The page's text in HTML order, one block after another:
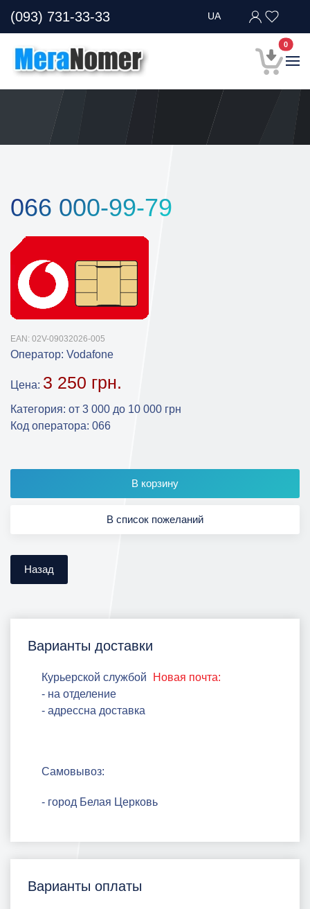
(093) 731-33-33 UA
0В
066 000-99-79
EAN: 02V-09032026-005
Оператор: Vodafone
Цена: 3 250 грн.
Категория: от 3 000 до 10 000 грн
Код оператора: 066
Варианты доставки
Курьерской службой
Новая почта:
- на отделение
- адрессна доставка
Самовывоз:
- город Белая Церковь
Варианты оплаты